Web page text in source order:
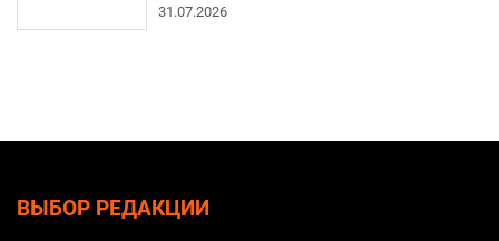
31.07.2026
ВЫБОР РЕДАКЦИИ